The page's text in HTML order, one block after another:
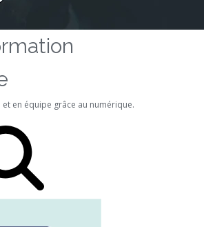
en équipe grâce au numérique.